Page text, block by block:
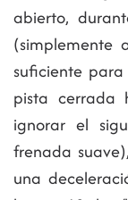
abierto,
(simplemente
suficiente
pista
ignorar el
frenada
una